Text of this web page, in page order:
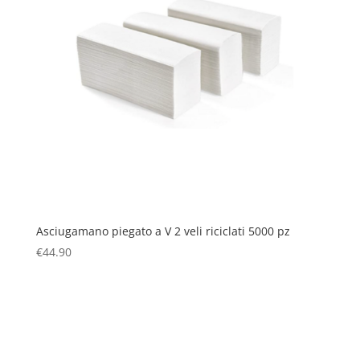
Asciugamano piegato a V 2 veli riciclati 5000 pz
€44.90